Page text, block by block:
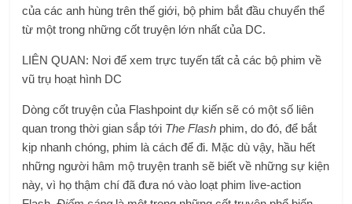
của các anh hùng trên thế giới, bộ phim bắt đầu chuyển thể
từ một trong những cốt truyện lớn nhất của DC.
LIÊN QUAN: Nơi để xem trực tuyến tất cả các bộ phim về
vũ trụ hoạt hình DC
Dòng cốt truyện của Flashpoint dự kiến ​​sẽ có một số liên
quan trong thời gian sắp tới The Flash phim, do đó, để bắt
kịp nhanh chóng, phim là cách để đi. Mặc dù vậy, hầu hết
những người hâm mộ truyện tranh sẽ biết về những sự kiện
này, vì họ thậm chí đã đưa nó vào loạt phim live-action